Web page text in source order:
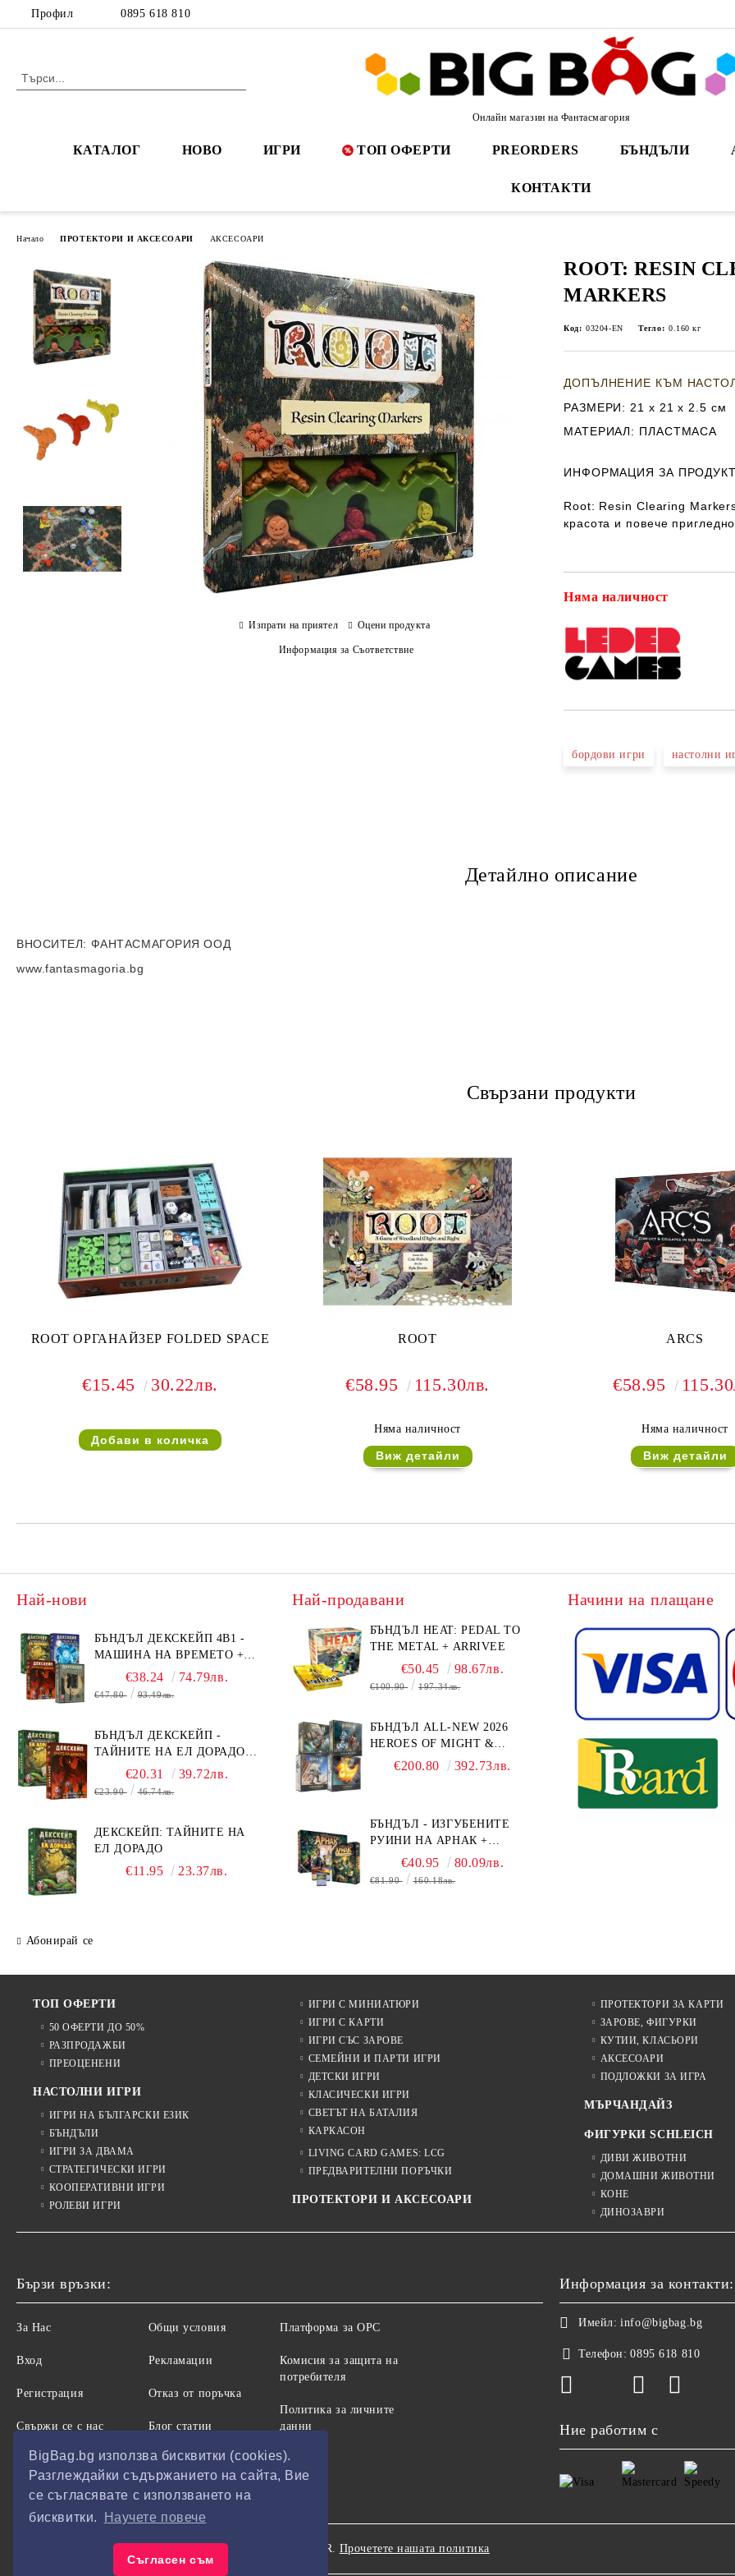
BigBag.bg използва бисквитки (cookies).
Разглеждайки съдържанието на сайта, Вие
се съгласявате с използването на
бисквитки.
Научете повече
Съгласен съм
Профил 0895 618 810
Онлайн магазин на Фантасмагория
КАТАЛОГ НОВО ИГРИ ТОП ОФЕРТИ PREORDERS БЪНДЪЛИ
КОНТАКТИ
Начало ПРОТЕКТОРИ И АКСЕСОАРИ АКСЕСОАРИ
ROOT: RESIN
MARKERS
Код: 03204-EN Тегло: 0.160 кг
ДОПЪЛНЕНИЕ КЪМ
РАЗМЕРИ: 21 х 21 х 2.5 см
МАТЕРИАЛ: ПЛАСТМАСА
ИНФОРМАЦИЯ ЗА
Root: Resin Clearing
красота и повече
Няма наличност
бордови игри настолни
Изпрати на приятел Оцени продукта
Информация за Съответствие
Детайлно описание
ВНОСИТЕЛ: ФАНТАСМАГОРИЯ ООД
www.fantasmagoria.bg
Свързани продукти
ROOT ОРГАНАЙЗЕР FOLDED SPACE
€15.45 30.22лв.
ROOT
€58.95 115.30лв.
Няма наличност
Виж детайли
ARCS
€58.95
Няма наличност
Виж детайли
Най-нови
БЪНДЪЛ ДЕКСКЕЙП 4В1 -
МАШИНА НА ВРЕМЕТО +
БЯГСТВО ОТ АЛКАТРАЗ +
ТАЙНИТЕ НА ЕЛ ДОРАДО +
€38.24 74.79лв.
€47.80 93.49лв.
БЪНДЪЛ ДЕКСКЕЙП -
ТАЙНИТЕ НА ЕЛ ДОРАДО +
ОЧИТЕ НА ДРАКОНА
€20.31 39.72лв.
€23.90 46.74лв.
ДЕКСКЕЙП: ТАЙНИТЕ НА
ЕЛ ДОРАДО
€11.95 23.37лв.
Абонирай се
Най-продавани
БЪНДЪЛ HEAT: PEDAL TO
THE METAL + ARRIVEE
€50.45 98.67лв.
€100.90 197.34лв.
БЪНДЪЛ ALL-NEW 2026
HEROES OF MIGHT &
MAGIC III: THE BOARD
€200.80 392.73лв.
БЪНДЪЛ - ИЗГУБЕНИТЕ
РУИНИ НА АРНАК +
ВОДАЧИ НА ЕКСПЕДИЦИИ
+ ПРОМО КАРТИ
€40.95 80.09лв.
€81.90 160.18лв.
Начини на плащане
ТОП ОФЕРТИ
50 ОФЕРТИ ДО 50%
РАЗПРОДАЖБИ
ПРЕОЦЕНЕНИ
НАСТОЛНИ ИГРИ
ИГРИ НА БЪЛГАРСКИ ЕЗИК
БЪНДЪЛИ
ИГРИ ЗА ДВАМА
СТРАТЕГИЧЕСКИ ИГРИ
КООПЕРАТИВНИ ИГРИ
РОЛЕВИ ИГРИ
ИГРИ С МИНИАТЮРИ
ИГРИ С КАРТИ
ИГРИ СЪС ЗАРОВЕ
СЕМЕЙНИ И ПАРТИ ИГРИ
ДЕТСКИ ИГРИ
КЛАСИЧЕСКИ ИГРИ
СВЕТЪТ НА БАТАЛИЯ
КАРКАСОН
LIVING CARD GAMES: LCG
ПРЕДВАРИТЕЛНИ ПОРЪЧКИ
ПРОТЕКТОРИ И АКСЕСОАРИ
ПРОТЕКТОРИ ЗА КАРТИ
ЗАРОВЕ, ФИГУРКИ
КУТИИ, КЛАСЬОРИ
АКСЕСОАРИ
ПОДЛОЖКИ ЗА ИГРА
МЪРЧАНДАЙЗ
ФИГУРКИ SCHLEICH
ДИВИ ЖИВОТНИ
ДОМАШНИ ЖИВОТНИ
КОНЕ
ДИНОЗАВРИ
Бързи връзки:
За Нас
Вход
Регистрация
Свържи се с нас
Общи условия
Рекламации
Отказ от поръчка
Блог статии
Платформа за ОРС
Комисия за защита на
потребителя
Политика за личните
данни
Информация за контакти:
Имейл: info@bigbag.bg
Телефон: 0895 618 810
Ние работим с
Нашият онлайн магазин е 100% съобразен с GDPR. Прочетете нашата политика